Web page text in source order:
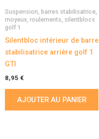
Suspension, barres stabilisatrice,
moyeux, roulements, silentblocs
golf 1
Silentbloc intérieur de barre
stabilisatrice arrière golf 1
GTI
8,95 €
AJOUTER AU PANIER